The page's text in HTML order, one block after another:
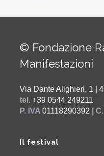
© Fondazione
Manifestazioni
Via Dante Alighieri, 1 |
tel. +39 0544 249211
P. IVA 01118290392 |
Il festival